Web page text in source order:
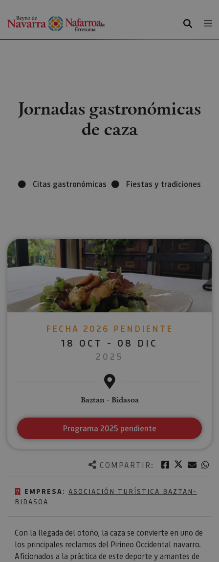
BUSCAR
Jornadas gastronómicas
de caza
Citas gastronómicas Fiestas y tradiciones
COMPARTIR: Facebook
Twitter
EMPRESA: ASOCIACIÓN TURÍSTICA BAZTAN-
BIDASOA
Con la llegada del otoño, la caza se convierte en uno de
los principales reclamos del Pirineo Occidental navarro.
Aficionados a la práctica de este deporte y amantes de
FECHA 2026 PENDIENTE
18 OCT - 08 DIC
2025
Baztan - Bidasoa
Programa 2025 pendiente